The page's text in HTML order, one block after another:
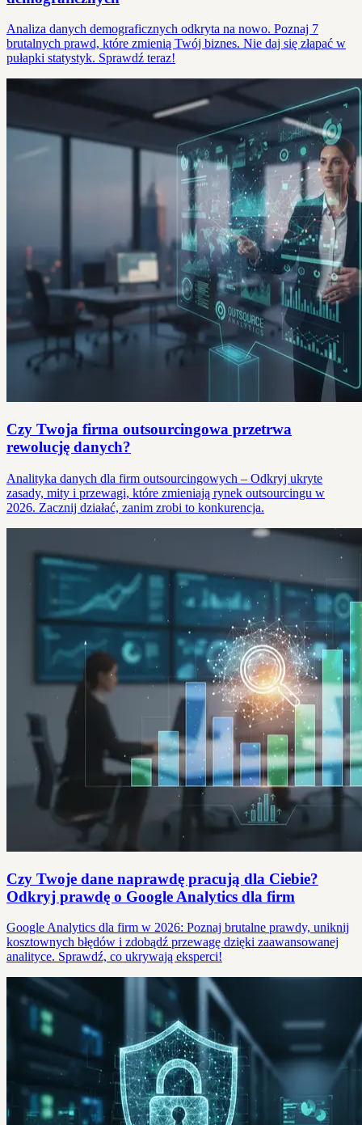
Analiza danych demograficznych odkryta na nowo. Poznaj 7
brutalnych prawd, które zmienią Twój biznes. Nie daj się złapać w
pułapki statystyk. Sprawdź teraz!
Czy Twoja firma outsourcingowa przetrwa
rewolucję danych?
Analityka danych dla firm outsourcingowych – Odkryj ukryte
zasady, mity i przewagi, które zmieniają rynek outsourcingu w
2026. Zacznij działać, zanim zrobi to konkurencja.
Czy Twoje dane naprawdę pracują dla Ciebie?
Odkryj prawdę o Google Analytics dla firm
Google Analytics dla firm w 2026: Poznaj brutalne prawdy, uniknij
kosztownych błędów i zdobądź przewagę dzięki zaawansowanej
analityce. Sprawdź, co ukrywają eksperci!